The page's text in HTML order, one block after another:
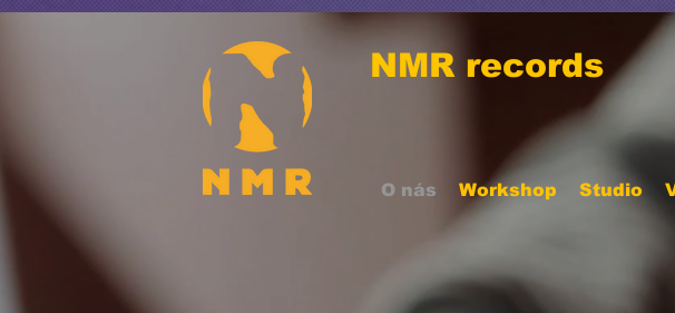
NMR records
O nás Workshop Studio